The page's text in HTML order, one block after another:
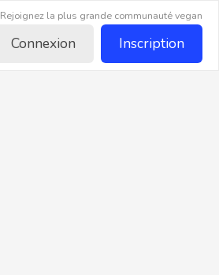
Rejoignez la plus grande communauté vegan
Connexion Inscription